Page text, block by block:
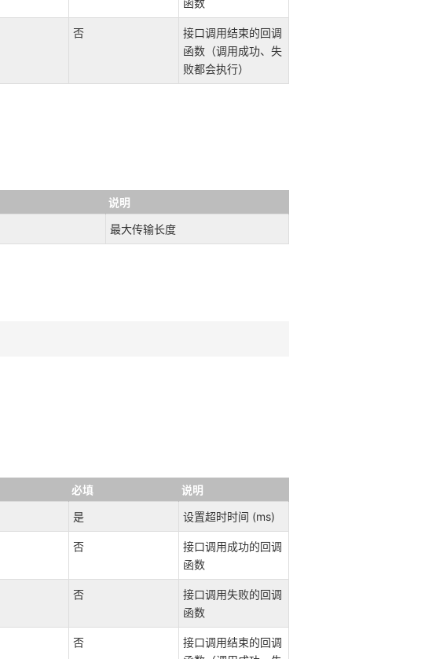
函数
否
接口调用结束的回调
函数（调用成功、失
败都会执行）
说明
最大传输长度
必填
说明
是 设置超时时间 (ms)
否
接口调用成功的回调
函数
否
接口调用失败的回调
函数
否
接口调用结束的回调